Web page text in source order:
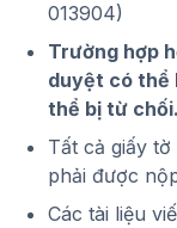
013904)
Trường hợp
duyệt có thể
thể bị từ chối.
Tất cả giấy
phải được
Các tài liệu